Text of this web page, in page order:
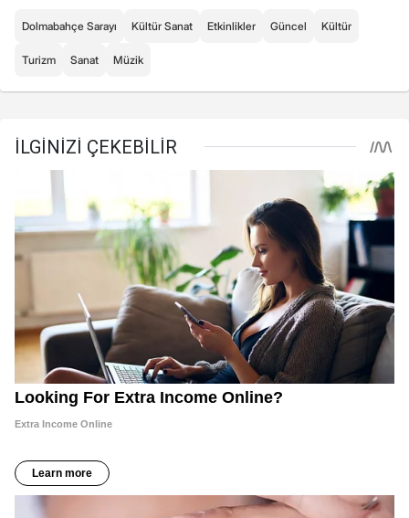
Dolmabahçe Sarayı Kültür Sanat Etkinlikler Güncel Kültür
Turizm Sanat Müzik